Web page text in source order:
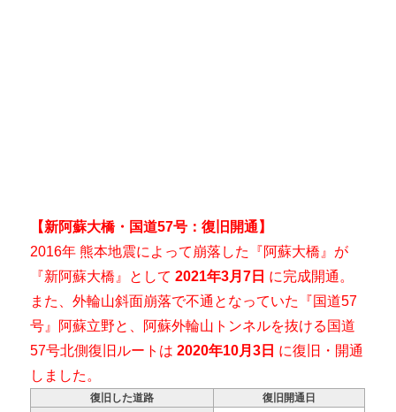
【新阿蘇大橋・国道57号：復旧開通】
2016年 熊本地震によって崩落した『阿蘇大橋』が
『新阿蘇大橋』として2021年3月7日 に完成開通。
また、外輪山斜面崩落で不通となっていた『国道57
号』阿蘇立野と、阿蘇外輪山トンネルを抜ける国道
57号北側復旧ルートは2020年10月3日 に復旧・開通
しました。
復旧した道路
復旧開通日